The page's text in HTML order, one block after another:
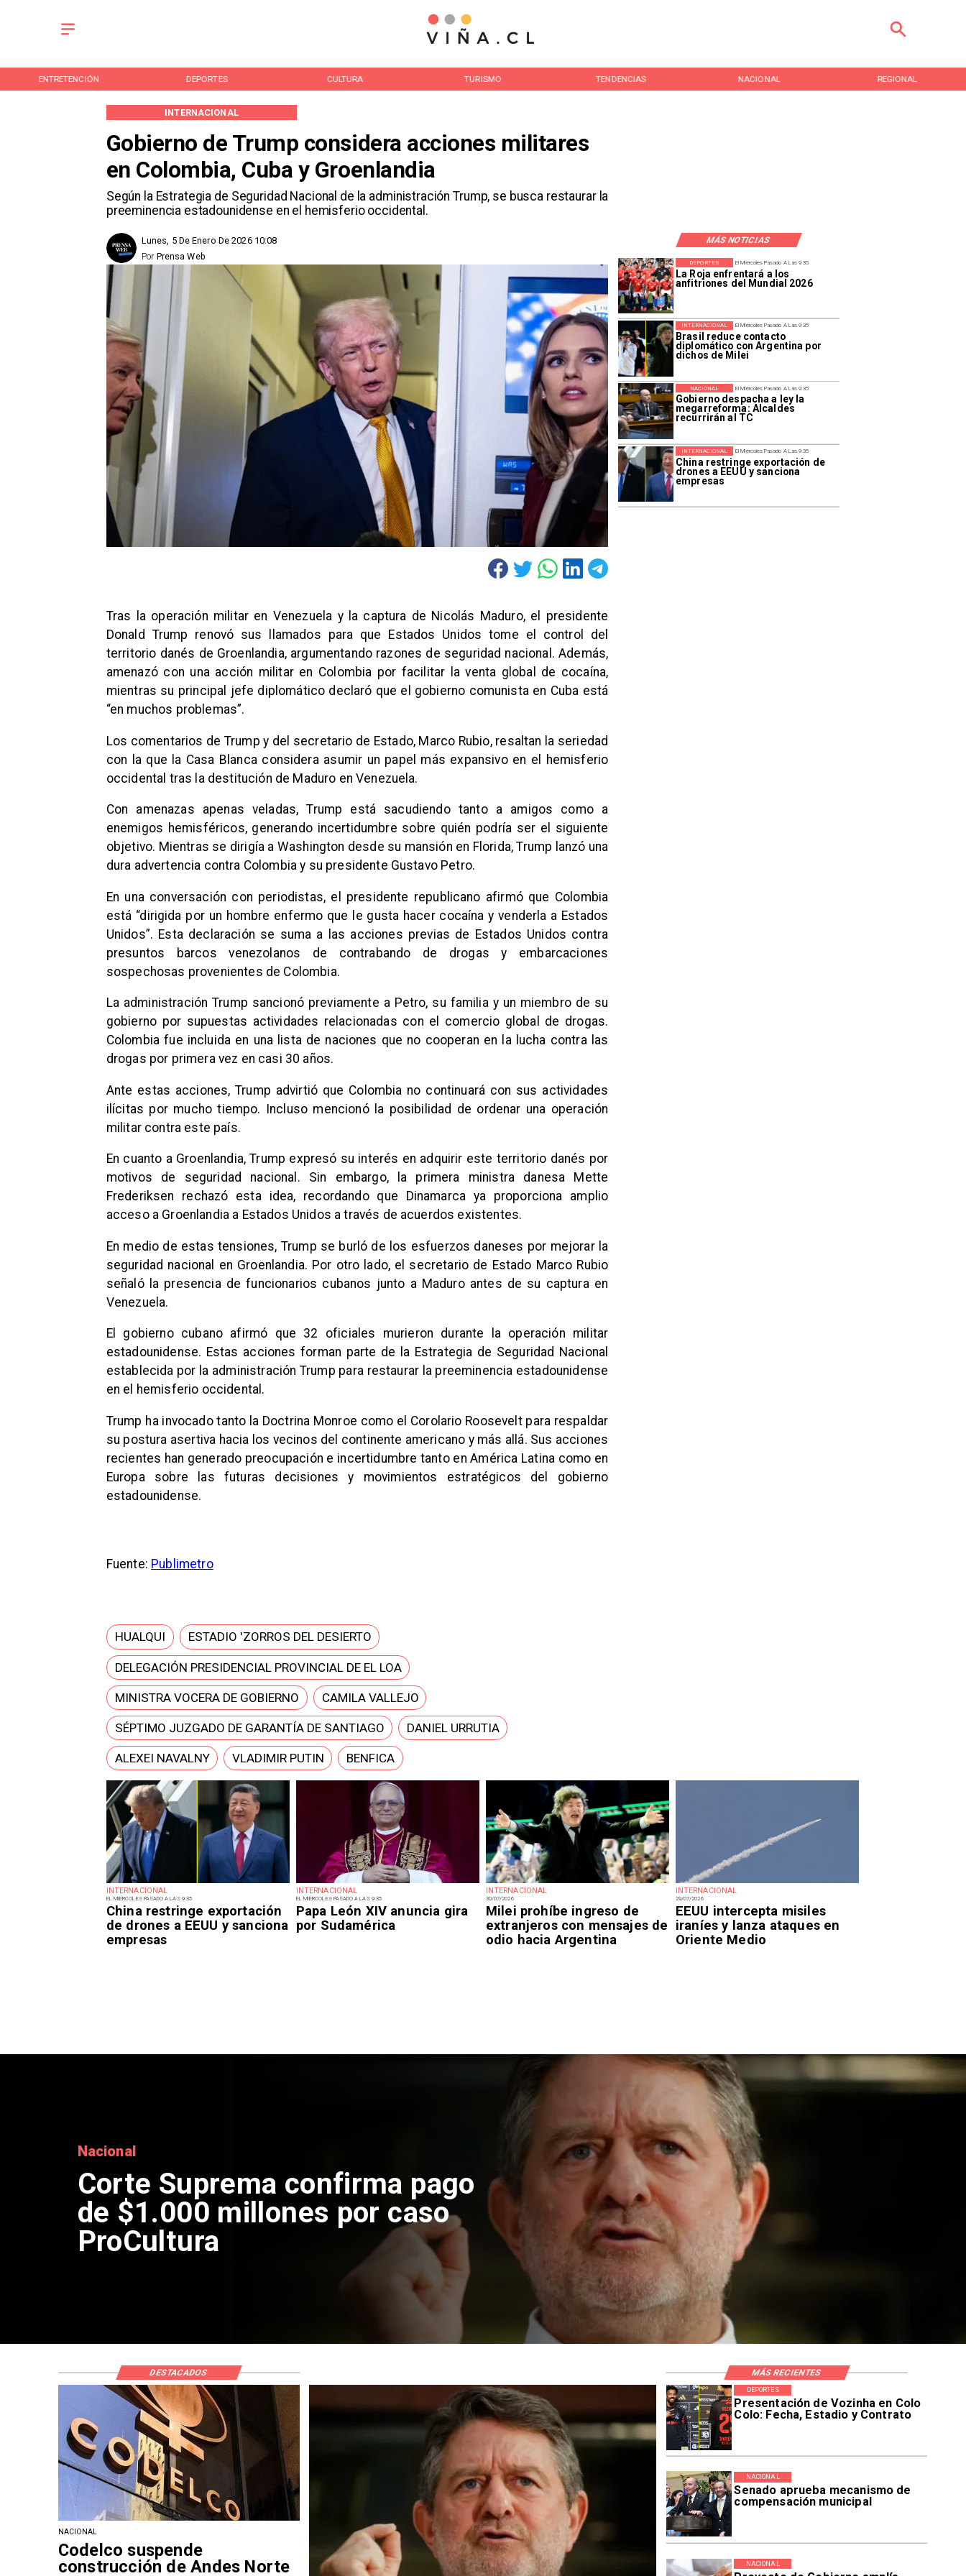
ENTRETENCIÓN DEPORTES CULTURA TURISMO TENDENCIAS NACIONAL REGIONAL
Gobierno de Trump considera acciones militares
en Colombia, Cuba y Groenlandia
Según la Estrategia de Seguridad Nacional de la administración Trump, se busca restaurar la
preeminencia estadounidense en el hemisferio occidental.
INTERNACIONAL
MÁS NOTICIAS
Lunes, 5 De Enero De 2026 10:08
Prensa Web
Por
INTERNACIONAL
EL MIÉRCOLES PASADO A LAS 9:35
China restringe exportación
de drones a EEUU y sanciona
empresas
INTERNACIONAL
EL MIÉRCOLES PASADO A LAS 9:35
Papa León XIV anuncia gira
por Sudamérica
INTERNACIONAL
30/07/2026
Milei prohíbe ingreso de
extranjeros con mensajes de
odio hacia Argentina
INTERNACIONAL
29/07/2026
EEUU intercepta misiles
iraníes y lanza ataques en
Oriente Medio
El Miércoles Pasado A Las 9:35
La Roja enfrentará a los
anfitriones del Mundial 2026
DEPORTES
El Miércoles Pasado A Las 9:35
Brasil reduce contacto
diplomático con Argentina por
dichos de Milei
INTERNACIONAL
El Miércoles Pasado A Las 9:35
Gobierno despacha a ley la
megarreforma: Alcaldes
recurrirán al TC
NACIONAL
El Miércoles Pasado A Las 9:35
China restringe exportación de
drones a EEUU y sanciona
empresas
INTERNACIONAL
Tras la operación militar en Venezuela y la captura de Nicolás Maduro, el presidente
Donald Trump renovó sus llamados para que Estados Unidos tome el control del
territorio danés de Groenlandia, argumentando razones de seguridad nacional. Además,
amenazó con una acción militar en Colombia por facilitar la venta global de cocaína,
mientras su principal jefe diplomático declaró que el gobierno comunista en Cuba está
“en muchos problemas”.
Los comentarios de Trump y del secretario de Estado, Marco Rubio, resaltan la seriedad
con la que la Casa Blanca considera asumir un papel más expansivo en el hemisferio
occidental tras la destitución de Maduro en Venezuela.
Con amenazas apenas veladas, Trump está sacudiendo tanto a amigos como a
enemigos hemisféricos, generando incertidumbre sobre quién podría ser el siguiente
objetivo. Mientras se dirigía a Washington desde su mansión en Florida, Trump lanzó una
dura advertencia contra Colombia y su presidente Gustavo Petro.
En una conversación con periodistas, el presidente republicano afirmó que Colombia
está “dirigida por un hombre enfermo que le gusta hacer cocaína y venderla a Estados
Unidos”. Esta declaración se suma a las acciones previas de Estados Unidos contra
presuntos barcos venezolanos de contrabando de drogas y embarcaciones
sospechosas provenientes de Colombia.
La administración Trump sancionó previamente a Petro, su familia y un miembro de su
gobierno por supuestas actividades relacionadas con el comercio global de drogas.
Colombia fue incluida en una lista de naciones que no cooperan en la lucha contra las
drogas por primera vez en casi 30 años.
Ante estas acciones, Trump advirtió que Colombia no continuará con sus actividades
ilícitas por mucho tiempo. Incluso mencionó la posibilidad de ordenar una operación
militar contra este país.
En cuanto a Groenlandia, Trump expresó su interés en adquirir este territorio danés por
motivos de seguridad nacional. Sin embargo, la primera ministra danesa Mette
Frederiksen rechazó esta idea, recordando que Dinamarca ya proporciona amplio
acceso a Groenlandia a Estados Unidos a través de acuerdos existentes.
En medio de estas tensiones, Trump se burló de los esfuerzos daneses por mejorar la
seguridad nacional en Groenlandia. Por otro lado, el secretario de Estado Marco Rubio
señaló la presencia de funcionarios cubanos junto a Maduro antes de su captura en
Venezuela.
El gobierno cubano afirmó que 32 oficiales murieron durante la operación militar
estadounidense. Estas acciones forman parte de la Estrategia de Seguridad Nacional
establecida por la administración Trump para restaurar la preeminencia estadounidense
en el hemisferio occidental.
Trump ha invocado tanto la Doctrina Monroe como el Corolario Roosevelt para respaldar
su postura asertiva hacia los vecinos del continente americano y más allá. Sus acciones
recientes han generado preocupación e incertidumbre tanto en América Latina como en
Europa sobre las futuras decisiones y movimientos estratégicos del gobierno
estadounidense.
Fuente: Publimetro
HUALQUI ESTADIO 'ZORROS DEL DESIERTO
DELEGACIÓN PRESIDENCIAL PROVINCIAL DE EL LOA
MINISTRA VOCERA DE GOBIERNO CAMILA VALLEJO
SÉPTIMO JUZGADO DE GARANTÍA DE SANTIAGO DANIEL URRUTIA
ALEXEI NAVALNY VLADIMIR PUTIN BENFICA
Nacional
Corte Suprema confirma pago
de $1.000 millones por caso
ProCultura
Presentación de Vozinha en Colo
Colo: Fecha, Estadio y Contrato
DEPORTES
Senado aprueba mecanismo de
compensación municipal
NACIONAL
NACIONAL
NACIONAL
Codelco suspende
construcción de Andes Norte
DESTACADOS MÁS RECIENTES